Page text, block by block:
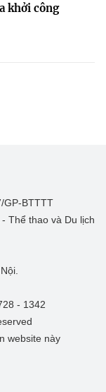
khởi công
GP-BTTTT
Thể thao và Du lịch
- 1342
website này